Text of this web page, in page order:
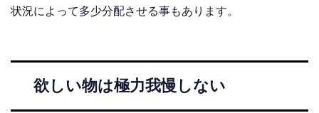
状況によって多少分配させる事もあります。
欲しい物は極力我慢しない